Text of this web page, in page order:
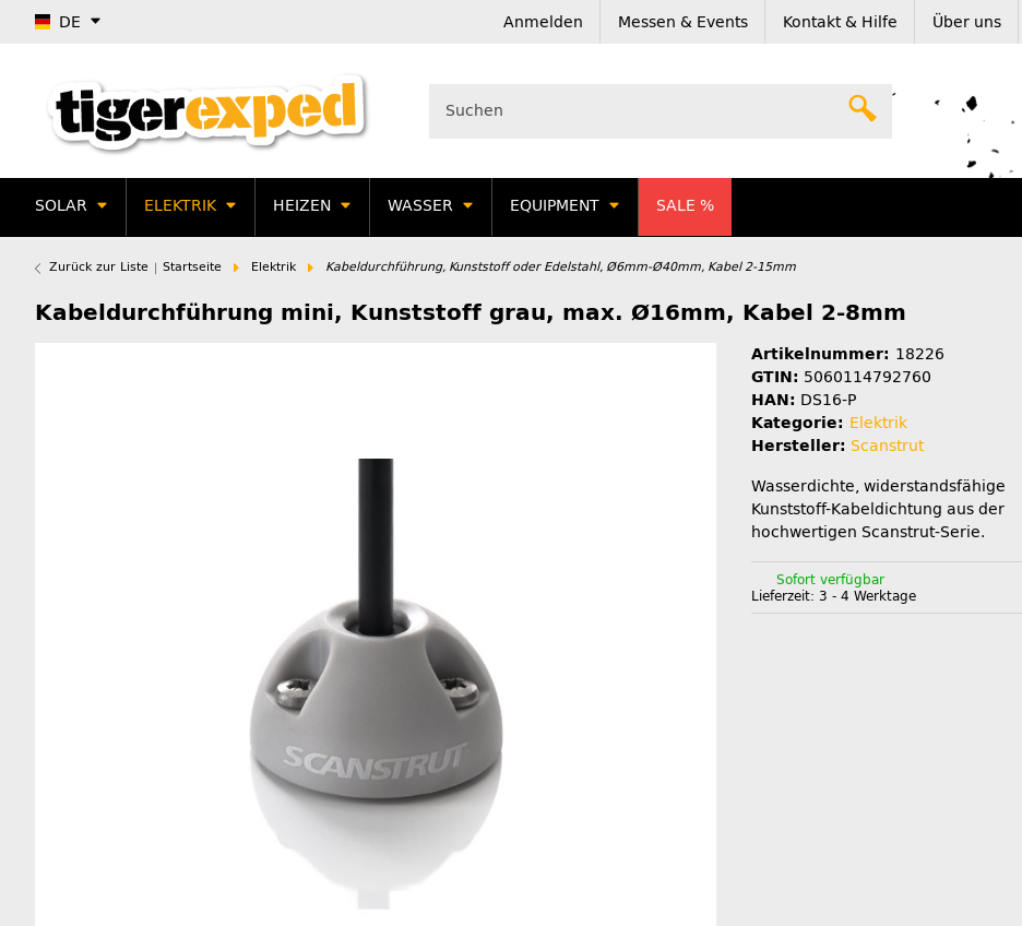
DE Anmelden Messen & Events Kontakt & Hilfe Über uns
SOLAR ELEKTRIK HEIZEN WASSER EQUIPMENT SALE %
Zurück zur Liste Startseite Elektrik Kabeldurchführung, Kunststoff oder Edelstahl, Ø6mm-Ø40mm, Kabel 2-15mm
Kabeldurchführung mini, Kunststoff grau, max. Ø16mm, Kabel 2-8mm
Artikelnummer: 18226
GTIN: 5060114792760
HAN: DS16-P
Kategorie: Elektrik
Hersteller: Scanstrut
Wasserdichte, widerstandsfähige
Kunststoff-Kabeldichtung aus der
hochwertigen Scanstrut-Serie.
Sofort verfügbar
Lieferzeit: 3 - 4 Werktage